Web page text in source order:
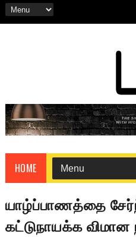
HOME
யாழ்ப்பாணத்தை
கட்டுநாயக்க